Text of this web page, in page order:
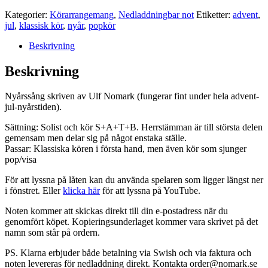
Kategorier: Körarrangemang, Nedladdningbar not Etiketter: advent,
jul, klassisk kör, nyår, popkör
Beskrivning
Beskrivning
Nyårssång skriven av Ulf Nomark (fungerar fint under hela advent-
jul-nyårstiden).
Sättning: Solist och kör S+A+T+B. Herrstämman är till största delen
gemensam men delar sig på något enstaka ställe.
Passar: Klassiska kören i första hand, men även kör som sjunger
pop/visa
För att lyssna på låten kan du använda spelaren som ligger längst ner
i fönstret. Ellerklicka härför att lyssna på YouTube.
Noten kommer att skickas direkt till din e-postadress när du
genomfört köpet. Kopieringsunderlaget kommer vara skrivet på det
namn som står på ordern.
PS. Klarna erbjuder både betalning via Swish och via faktura och
noten levereras för nedladdning direkt. Kontakta order@nomark.se